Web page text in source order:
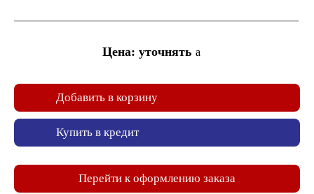
Цена: уточнять a
Добавить в корзину
Купить в кредит
Перейти к оформлению заказа